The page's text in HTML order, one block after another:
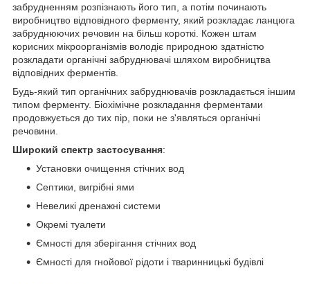
забрудненням розпізнають його тип, а потім починають
виробництво відповідного ферменту, який розкладає ланцюга
забруднюючих речовин на більш короткі. Кожен штам
корисних мікроорганізмів володіє природною здатністю
розкладати органічні забруднювачі шляхом виробництва
відповідних ферментів.
Будь-який тип органічних забруднювачів розкладається іншим
типом ферменту. Біохімічне розкладання ферментами
продовжується до тих пір, поки не з'являться органічні
речовини.
Широкий спектр застосування:
Установки очищення стічних вод
Септики, вигрібні ями
Невеликі дренажні системи
Окремі туалети
Ємності для зберігання стічних вод
Ємності для гнойової рідоти і тваринницькі будівлі